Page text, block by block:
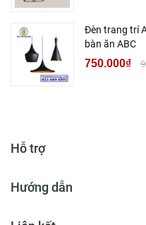
Đèn trang trí
bàn ăn ABC
750.000₫
Hỗ trợ
Hướng dẫn